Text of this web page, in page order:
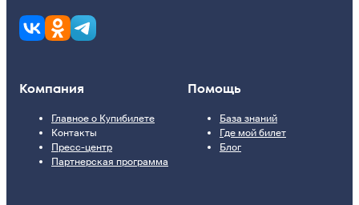
Компания
Главное о Купибилете
Контакты
Пресс-центр
Партнерская программа
Помощь
База знаний
Где мой билет
Блог